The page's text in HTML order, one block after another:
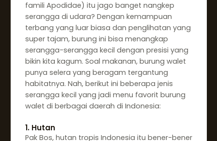
famili Apodidae) itu jago banget nangkep
serangga di udara? Dengan kemampuan
terbang yang luar biasa dan penglihatan yang
super tajam, burung ini bisa menangkap
serangga-serangga kecil dengan presisi yang
bikin kita kagum. Soal makanan, burung walet
punya selera yang beragam tergantung
habitatnya. Nah, berikut ini beberapa jenis
serangga kecil yang jadi menu favorit burung
walet di berbagai daerah di Indonesia:
1. Hutan
Pak Bos, hutan tropis Indonesia itu bener-bener